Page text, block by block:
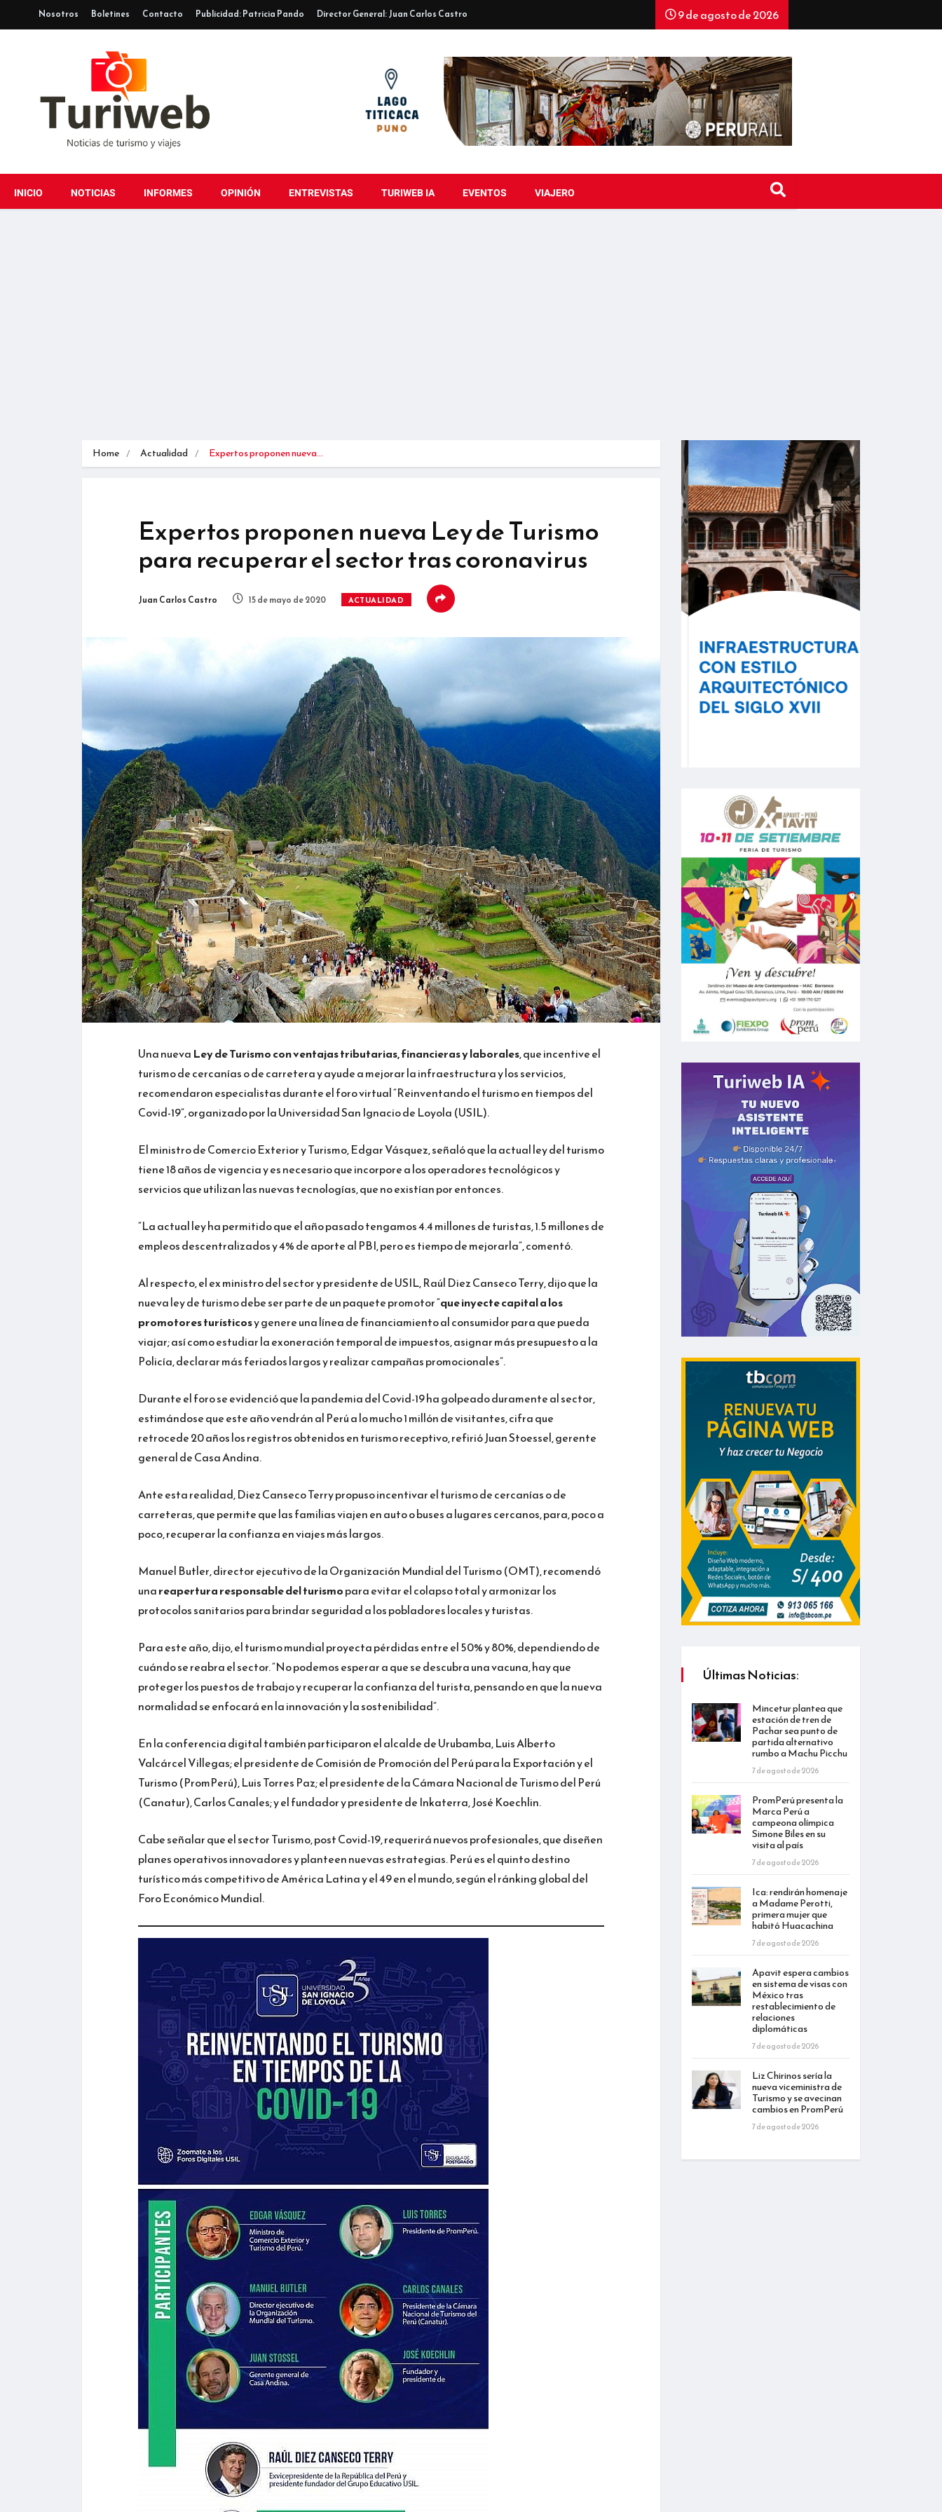
Nosotros Boletines Contacto Publicidad: Patricia Pando Director General: Juan Carlos Castro 9 de agosto de 2026
INICIO NOTICIAS INFORMES OPINIÓN ENTREVISTAS TURIWEB IA EVENTOS VIAJERO
Home Actualidad Expertos proponen nueva…
Expertos proponen nueva Ley de Turismo
para recuperar el sector tras coronavirus
Juan Carlos Castro 15 de mayo de 2020 ACTUALIDAD
Una nueva Ley de Turismo con ventajas tributarias, financieras y laborales, que incentive el
turismo de cercanías o de carretera y ayude a mejorar la infraestructura y los servicios,
recomendaron especialistas durante el foro virtual “Reinventando el turismo en tiempos del
Covid-19”, organizado por la Universidad San Ignacio de Loyola (USIL).
El ministro de Comercio Exterior y Turismo, Edgar Vásquez, señaló que la actual ley del turismo
tiene 18 años de vigencia y es necesario que incorpore a los operadores tecnológicos y
servicios que utilizan las nuevas tecnologías, que no existían por entonces.
“La actual ley ha permitido que el año pasado tengamos 4.4 millones de turistas, 1.5 millones de
empleos descentralizados y 4% de aporte al PBI, pero es tiempo de mejorarla”, comentó.
Al respecto, el ex ministro del sector y presidente de USIL, Raúl Diez Canseco Terry, dijo que la
nueva ley de turismo debe ser parte de un paquete promotor “queinyecte capital a los
promotores turísticosy genere una línea de financiamiento al consumidor para que pueda
viajar; así como estudiar la exoneración temporal de impuestos, asignar más presupuesto a la
Policía, declarar más feriados largos y realizar campañas promocionales”.
Durante el foro se evidenció que la pandemia del Covid-19 ha golpeado duramente al sector,
estimándose que este año vendrán al Perú a lo mucho 1 millón de visitantes, cifra que
retrocede 20 años los registros obtenidos en turismo receptivo, refirió Juan Stoessel, gerente
general de Casa Andina.
Ante esta realidad, Diez Canseco Terry propuso incentivar el turismo de cercanías o de
carreteras, que permite que las familias viajen en auto o buses a lugares cercanos, para, poco a
poco, recuperar la confianza en viajes más largos.
Manuel Butler, director ejecutivo de la Organización Mundial del Turismo (OMT), recomendó
unareapertura responsable del turismopara evitar el colapso total y armonizar los
protocolos sanitarios para brindar seguridad a los pobladores locales y turistas.
Para este año, dijo, el turismo mundial proyecta pérdidas entre el 50% y 80%, dependiendo de
cuándo se reabra el sector. “No podemos esperar a que se descubra una vacuna, hay que
proteger los puestos de trabajo y recuperar la confianza del turista, pensando en que la nueva
normalidad se enfocará en la innovación y la sostenibilidad”.
En la conferencia digital también participaron el alcalde de Urubamba, Luis Alberto
Valcárcel Villegas; el presidente de Comisión de Promoción del Perú para la Exportación y el
Turismo (PromPerú), Luis Torres Paz; el presidente de la Cámara Nacional de Turismo del Perú
(Canatur), Carlos Canales; y el fundador y presidente de Inkaterra, José Koechlin.
Cabe señalar que el sector Turismo, post Covid-19, requerirá nuevos profesionales, que diseñen
planes operativos innovadores y planteen nuevas estrategias. Perú es el quinto destino
turístico más competitivo de América Latina y el 49 en el mundo, según el ránking global del
Foro Económico Mundial.
Últimas Noticias:
Mincetur plantea que
estación de tren de
Pachar sea punto de
partida alternativo
rumbo a Machu Picchu
7 de agosto de 2026
PromPerú presenta la
Marca Perú a
campeona olímpica
Simone Biles en su
visita al país
7 de agosto de 2026
Ica: rendirán homenaje
a Madame Perotti,
primera mujer que
habitó Huacachina
7 de agosto de 2026
Apavit espera cambios
en sistema de visas con
México tras
restablecimiento de
relaciones
diplomáticas
7 de agosto de 2026
Liz Chirinos sería la
nueva viceministra de
Turismo y se avecinan
cambios en PromPerú
7 de agosto de 2026